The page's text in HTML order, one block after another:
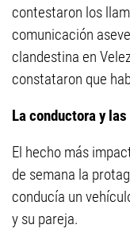
contestaron los
comunicación
clandestina en
constataron que
La conductora y
El hecho más
de semana la
conducía un
y su pareja.